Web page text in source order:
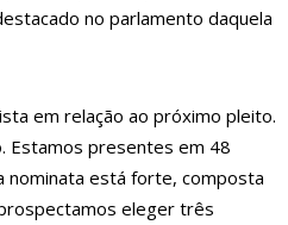
carro no interior de SP
em casamento viraliza: “Filho da
no parlamento daquela
em relação ao próximo pleito.
Estamos presentes em 48
nominata está forte, composta
eleger três